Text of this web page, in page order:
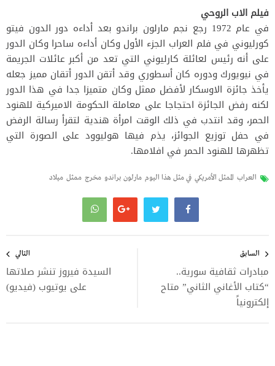
فيلم الاب الروحي
في عام 1972 رجع نجم مارلون براندو بعد أداءه دور الدون فيتو
كورليوني في فلم العراب الجزء الأول وكان أداءه ساحرا وكان الدور
على أنه رئيس لعائلة كارليوني التي تعد من أكبر عائلات الجريمة
في نيويورك ودوره كان أسطوري وقد أتقن الدور أتقان مميز جعله
يأخذ جائزة الاوسكار لأفضل ممثل وكان متميزا جدا في هذا الدور
لكنه رفض الجائزة احتجاجا على معاملة الحكومة الاميركية للهنود
الحمر، وقد انتدب في ذلك الوقت امرأة هندية لتقرأ رسالة الرفض
في حفل توزيع الجوائز، يذم فيها هوليوود على الصورة التي
تظهرها للهنود الحمر في افلامها.
العراب الممثل الأمريكي في مثل هذا اليوم مارلون براندو مخرج ممثل ميلاد
المقالات
السابق
مبادرات ثقافية سورية..
“كتاب الأغاني الثاني” متاح
إلكترونياً
التالي
السيدة فيروز تنشر صلاتها
على يوتيوب (فيديو)